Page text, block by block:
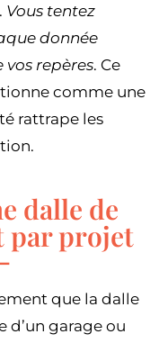
. Vous tentez
donnée
repères. Ce
comme une
rattrape les
dalle de
par projet
que la dalle
d’un garage ou